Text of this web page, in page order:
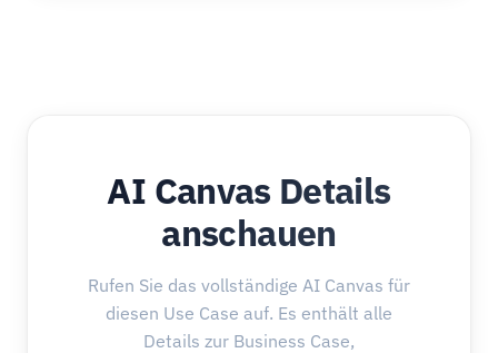
AI Canvas Details
anschauen
Rufen Sie das vollständige AI Canvas für
diesen Use Case auf. Es enthält alle
Details zur Business Case,